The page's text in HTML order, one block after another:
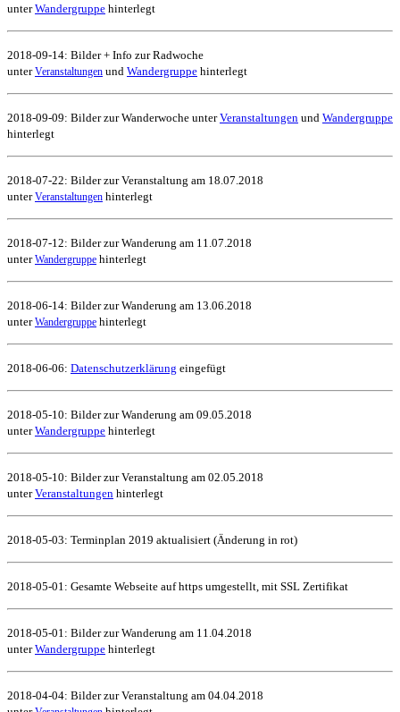
unterWandergruppe hinterlegt
2018-09-14: Bilder + Info zur Radwoche
unterVeranstaltungen und Wandergruppe hinterlegt
2018-09-09: Bilder zur Wanderwoche unterVeranstaltungen und Wandergruppe
hinterlegt
2018-07-22: Bilder zur Veranstaltung am 18.07.2018
unterVeranstaltungen hinterlegt
2018-07-12: Bilder zur Wanderung am 11.07.2018
unterWandergruppe hinterlegt
2018-06-14: Bilder zur Wanderung am 13.06.2018
unterWandergruppe hinterlegt
2018-06-06: Datenschutzerklärung eingefügt
2018-05-10: Bilder zur Wanderung am 09.05.2018
unterWandergruppe hinterlegt
2018-05-10: Bilder zur Veranstaltung am 02.05.2018
unterVeranstaltungen hinterlegt
2018-05-03: Terminplan 2019 aktualisiert (Änderung in rot)
2018-05-01: Gesamte Webseite auf https umgestellt, mit SSL Zertifikat
2018-05-01: Bilder zur Wanderung am 11.04.2018
unterWandergruppe hinterlegt
2018-04-04: Bilder zur Veranstaltung am 04.04.2018